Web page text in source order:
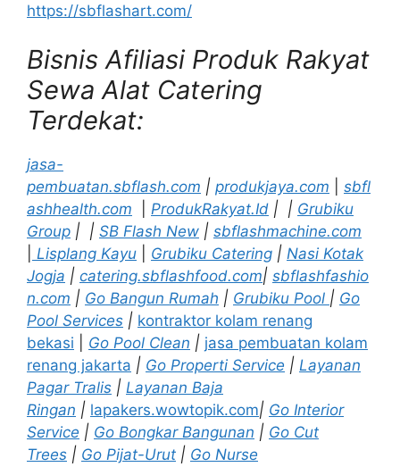
https://sbflashart.com/
Bisnis Afiliasi Produk Rakyat
Sewa Alat Catering
Terdekat:
jasa-
pembuatan.sbflash.com | produkjaya.com
sbfl
ashhealth.com
ProdukRakyat.Id | | Grubiku
Group | | SB Flash New | sbflashmachine.com
Lisplang Kayu Grubiku Catering | Nasi Kotak
Jogja | catering.sbflashfood.com| sbflashfashio
n.com | Go Bangun Rumah | Grubiku Pool | Go
Pool Services | kontraktor kolam renang
bekasi
Go Pool Clean | jasa pembuatan kolam
renang jakarta | Go Properti Service | Layanan
Pagar Tralis | Layanan Baja
Ringan | lapakers.wowtopik.com| Go Interior
Service | Go Bongkar Bangunan | Go Cut
Trees | Go Pijat-Urut | Go Nurse